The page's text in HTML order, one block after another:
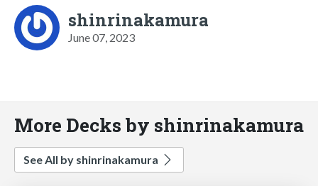
shinrinakamura
June 07, 2023
More Decks by shinrinakamura
See All by shinrinakamura